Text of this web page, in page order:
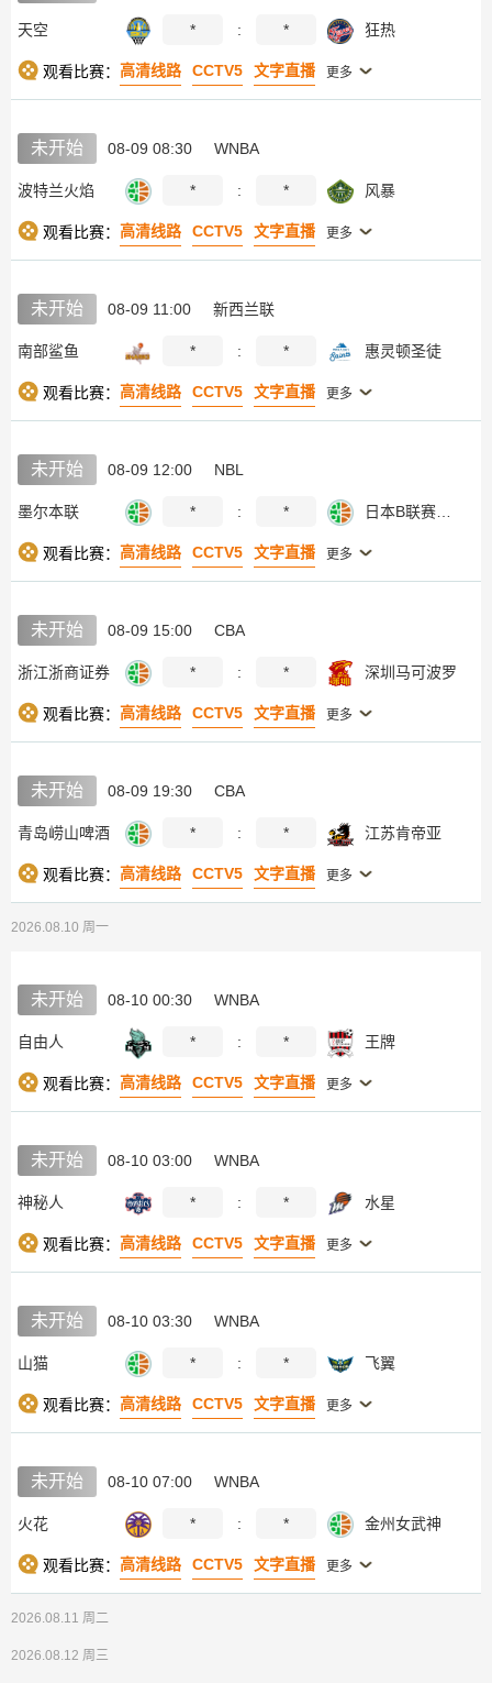
天空 * : * 狂热
观看比赛： 高清线路 CCTV5 文字直播 更多
未开始 08-09 08:30 WNBA
波特兰火焰 * : * 风暴
观看比赛： 高清线路 CCTV5 文字直播 更多
未开始 08-09 11:00 新西兰联
南部鲨鱼 * : * 惠灵顿圣徒
观看比赛： 高清线路 CCTV5 文字直播 更多
未开始 08-09 12:00 NBL
墨尔本联 * : *
观看比赛： 高清线路 CCTV5 文字直播 更多
未开始 08-09 15:00 CBA
浙江浙商证券 * : * 深圳马可波罗
观看比赛： 高清线路 CCTV5 文字直播 更多
未开始 08-09 19:30 CBA
青岛崂山啤酒 * : * 江苏肯帝亚
观看比赛： 高清线路 CCTV5 文字直播 更多
2026.08.10 周一
未开始 08-10 00:30 WNBA
自由人 * : * 王牌
观看比赛： 高清线路 CCTV5 文字直播 更多
未开始 08-10 03:00 WNBA
神秘人 * : * 水星
观看比赛： 高清线路 CCTV5 文字直播 更多
未开始 08-10 03:30 WNBA
山猫 * : * 飞翼
观看比赛： 高清线路 CCTV5 文字直播 更多
未开始 08-10 07:00 WNBA
火花 * : * 金州女武神
观看比赛： 高清线路 CCTV5 文字直播 更多
2026.08.11 周二
2026.08.12 周三